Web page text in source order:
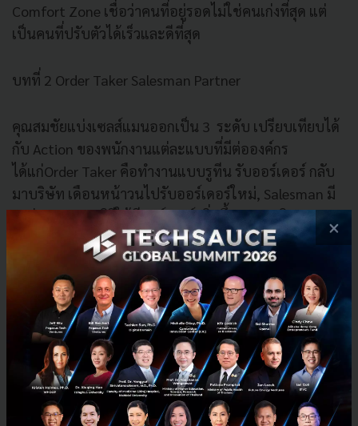
Comfort Zone เชื่อว่าคนที่อยู่รอดไม่ใช่คนเก่งที่สุด แต่
เป็นคนที่ปรับตัวได้เร็วและดีที่สุด
บทที่ 2 Order Taker Salesman Partner
คุณสมชัยแบ่งเซลส์แมนออกเป็น 3 ระดับ เปรียบเทียบได้
กับ Action ของพนักงานแต่ละแบบที่มีต่อองค์กร
ได้แก่Order Taker คือทำงานแบบรูทีน รับออร์เดอร์ กลับ
มาบริษัท เดือนหน้าวนไปรับออร์เดอร์ใหม่, Salesman มี
ลูกล่อลูกชน หาวิธีให้มีออร์เดอร์เพิ่มขึ้นจากปกติ และ
Partner ที่เป็นเสมือนเพื่อนคู่ใจ ที่ปรึกษา มองความสำเร็จ
ขององค์กรเหมือนความสำเร็จของตัวเอง ซึ่งกลุ่มนี้จะมี
โอกาสเติบโตในหน้าที่การงานมากกว่ากลุ่มอื่น
บทที่ 3 รัฐวิสาหกิจ ร่วมการงาน ใบอนุญาต
เล่าถึงความเป็นมาของโทรคมนาคมไทย ซึ่งในเวลานั้น
ภาครัฐยังไม่สามารถยกระดับโครงสร้างพื้นฐานให้มี
เทคโนโลยีทันสมัยได้ จึงเปิดให้เอกชนเข้ามาเป็นคู่สัญญา
×